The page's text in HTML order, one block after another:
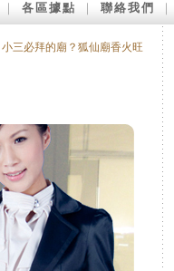
各區據點 聯絡我們
小三必拜的廟？狐仙廟香火旺